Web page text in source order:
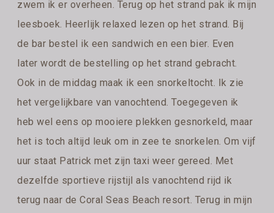
zwem ik er overheen. Terug op het strand pak ik mijn
leesboek. Heerlijk relaxed lezen op het strand. Bij
de bar bestel ik een sandwich en een bier. Even
later wordt de bestelling op het strand gebracht.
Ook in de middag maak ik een snorkeltocht. Ik zie
het vergelijkbare van vanochtend. Toegegeven ik
heb wel eens op mooiere plekken gesnorkeld, maar
het is toch altijd leuk om in zee te snorkelen. Om vijf
uur staat Patrick met zijn taxi weer gereed. Met
dezelfde sportieve rijstijl als vanochtend rijd ik
terug naar de Coral Seas Beach resort. Terug in mijn